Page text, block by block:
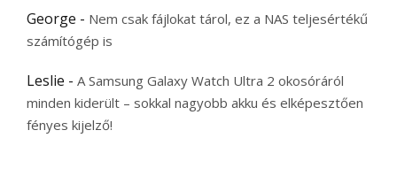
George - Nem csak fájlokat tárol, ez a NAS teljesértékű
számítógép is
Leslie - A Samsung Galaxy Watch Ultra 2 okosóráról
minden kiderült – sokkal nagyobb akku és elképesztően
fényes kijelző!